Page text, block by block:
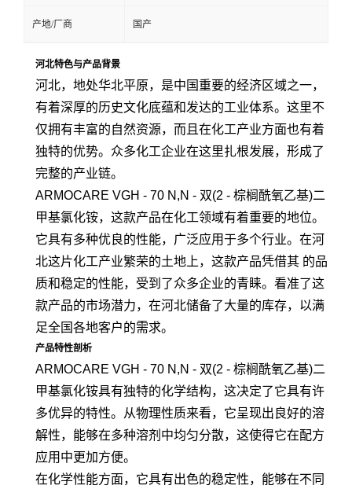
产地/厂商 国产
河北特色与产品背景
河北，地处华北平原，是中国重要的经济区域之一，
有着深厚的历史文化底蕴和发达的工业体系。这里不
仅拥有丰富的自然资源，而且在化工产业方面也有着
独特的优势。众多化工企业在这里扎根发展，形成了
完整的产业链。
ARMOCARE VGH - 70 N,N - 双(2 - 棕榈酰氧乙基)二
甲基氯化铵，这款产品在化工领域有着重要的地位。
它具有多种优良的性能，广泛应用于多个行业。在河
北这片化工产业繁荣的土地上，这款产品凭借其 的品
质和稳定的性能，受到了众多企业的青睐。看准了这
款产品的市场潜力，在河北储备了大量的库存，以满
足全国各地客户的需求。
产品特性剖析
ARMOCARE VGH - 70 N,N - 双(2 - 棕榈酰氧乙基)二
甲基氯化铵具有独特的化学结构，这决定了它具有许
多优异的特性。从物理性质来看，它呈现出良好的溶
解性，能够在多种溶剂中均匀分散，这使得它在配方
应用中更加方便。
在化学性能方面，它具有出色的稳定性，能够在不同